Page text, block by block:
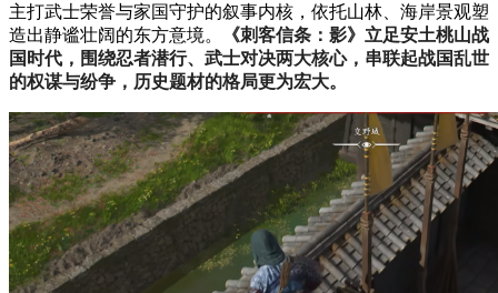
主打武士荣誉与家国守护的叙事内核，依托山林、海岸景观塑
造出静谧壮阔的东方意境。
《刺客信条：影》立足安土桃山战
国时代，围绕忍者潜行、武士对决两大核心，串联起战国乱世
的权谋与纷争，历史题材的格局更为宏大。